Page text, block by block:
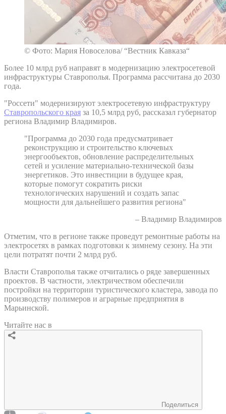
© Фото: Мария Новоселова/ “Вестник Кавказа“
Более 10 млрд руб направят в модернизацию электросетевой
инфраструктуры Ставрополья. Программа рассчитана до 2030
года.
"Россети" модернизируют электросетевую инфраструктуру
Ставропольского края за 10,5 млрд руб, рассказал губернатор
региона Владимир Владимиров.
"Программа до 2030 года предусматривает
реконструкцию и строительство ключевых
энергообъектов, обновление распределительных
сетей и усиление материально-технической базы
энергетиков. Это инвестиции в будущее края,
которые помогут сократить риски
технологических нарушений и создать запас
мощности для дальнейшего развития региона"
– Владимир Владимиров
Отметим, что в регионе также проведут ремонтные работы на
электросетях в рамках подготовки к зимнему сезону. На эти
цели потратят почти 2 млрд руб.
Власти Ставрополья также отчитались о ряде завершенных
проектов. В частности, электричеством обеспечили
постройки на территории туристического кластера, завода по
производству полимеров и аграрные предприятия в
Марьинской.
Читайте нас в
Поделиться